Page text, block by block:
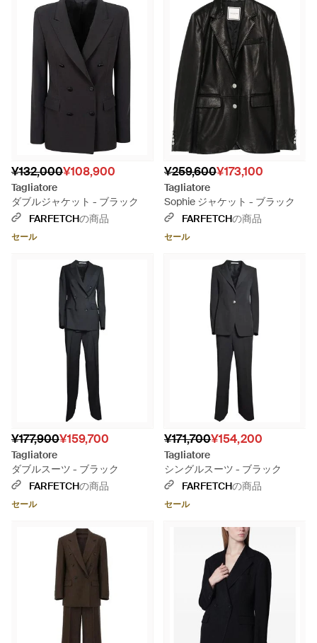
¥132,000¥108,900
Tagliatore
ダブルジャケット - ブラック
FARFETCHの商品
セール
¥259,600¥173,100
Tagliatore
Sophie ジャケット - ブラック
FARFETCHの商品
セール
¥177,900¥159,700
Tagliatore
ダブルスーツ - ブラック
FARFETCHの商品
セール
¥171,700¥154,200
Tagliatore
シングルスーツ - ブラック
FARFETCHの商品
セール